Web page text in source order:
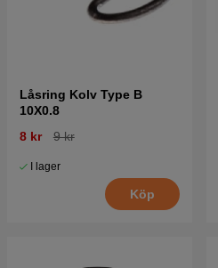
Låsring Kolv Type B
10X0.8
8 kr
9 kr
I lager
Köp